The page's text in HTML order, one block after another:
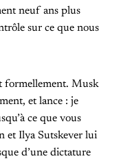
neuf ans plus
sur ce que nous
formellement. Musk
et lance : je
ce que vous
et Ilya Sutskever lui
d’une dictature